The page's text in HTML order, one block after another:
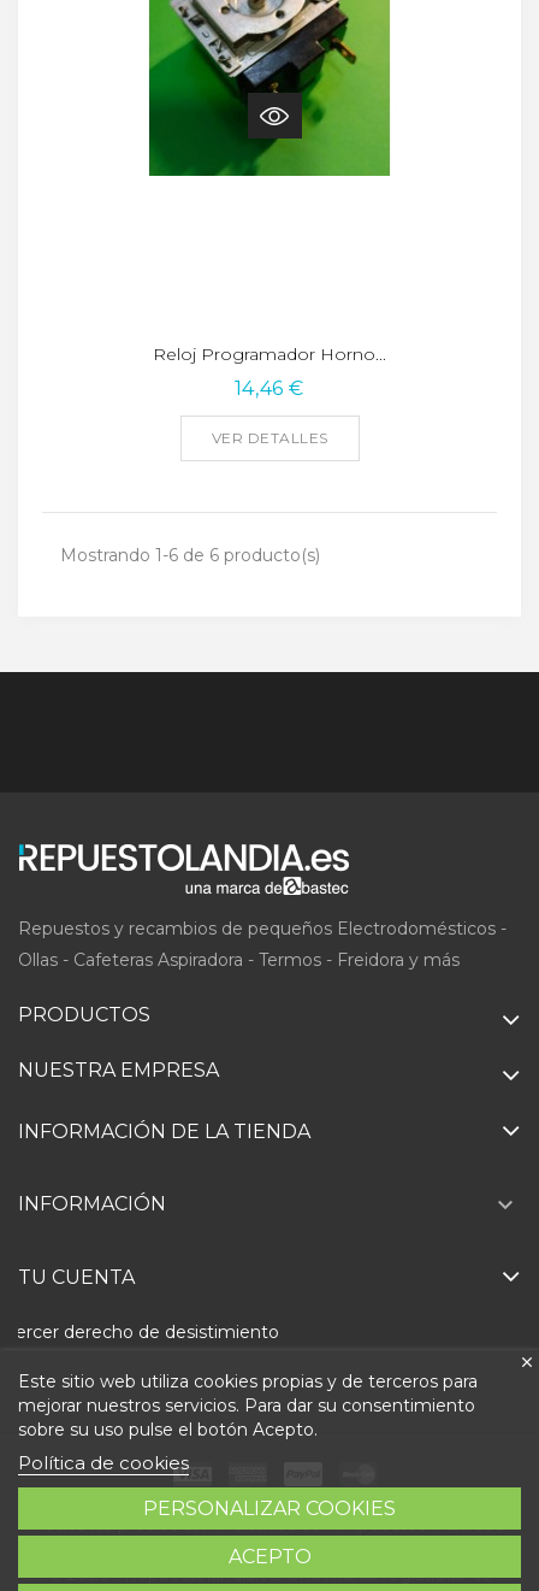
Reloj Programador Horno...
14,46 €
VER DETALLES
Mostrando 1-6 de 6 producto(s)
Repuestos y recambios de pequeños Electrodomésticos -
Ollas - Cafeteras Aspiradora - Termos - Freidora y más
PRODUCTOS
NUESTRA EMPRESA
INFORMACIÓN DE LA TIENDA
Este sitio web utiliza cookies propias y de terceros para
mejorar nuestros servicios. Para dar su consentimiento
sobre su uso pulse el botón Acepto.
Política de cookies
PERSONALIZAR COOKIES
ACEPTO
INFORMACIÓN 
TU CUENTA
Ejercer derecho de desistimiento
Todos los precios son indicados con impuestos incluidos
© 2026 - Repuestolandia.es. Una marca registrada de